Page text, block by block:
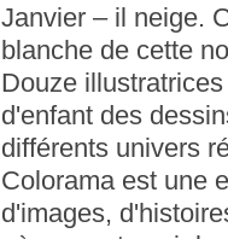
Janvier – il neige.
blanche de cette
Douze
d'enfant des
différents univers
Colorama est une
d'images,